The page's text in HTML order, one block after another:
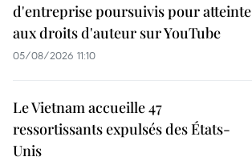
d'entreprise poursuivis pour atteinte
aux droits d'auteur sur YouTube
05/08/2026 11:10
Le Vietnam accueille 47
ressortissants expulsés des États-
Unis